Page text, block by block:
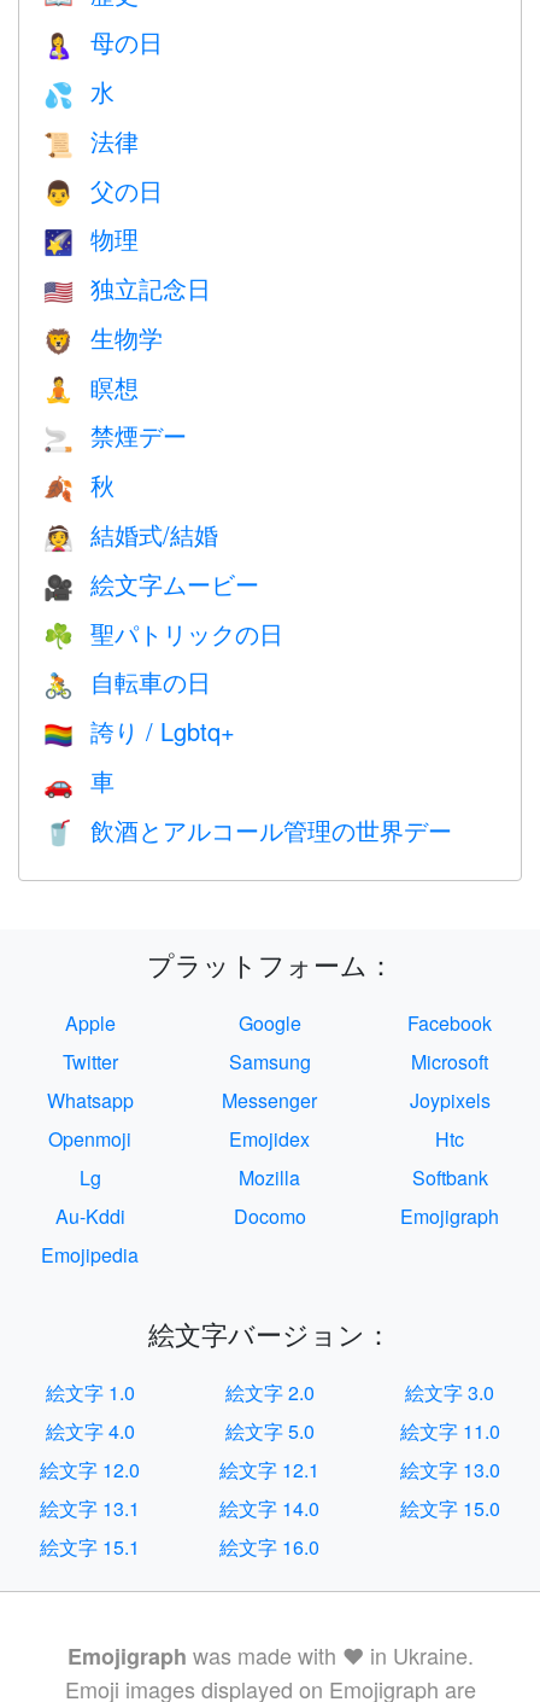
🤱 母の日
💦 水
📜 法律
👨 父の日
🌠 物理
🇺🇸 独立記念日
🦁 生物学
🧘 瞑想
🚬 禁煙デー
🍂 秋
👰 結婚式/結婚
🎥 絵文字ムービー
☘️ 聖パトリックの日
🚴 自転車の日
🏳️‍🌈 誇り / Lgbtq+
🚗 車
🥤 飲酒とアルコール管理の世界デー
プラットフォーム：
Apple Google
Facebook
Twitter
Samsung
Microsoft
Whatsapp
Messenger
Joypixels
Openmoji
Emojidex
Htc
Lg
Mozilla
Softbank
Au-Kddi
Docomo
Emojigraph
Emojipedia
絵文字バージョン：
絵文字 1.0 絵文字 2.0
絵文字 3.0
絵文字 4.0
絵文字 5.0
絵文字 11.0
絵文字 12.0
絵文字 12.1
絵文字 13.0
絵文字 13.1
絵文字 14.0
絵文字 15.0
絵文字 15.1
絵文字 16.0
Emojigraph was made with ❤️ in Ukraine.
Emoji images displayed on Emojigraph are